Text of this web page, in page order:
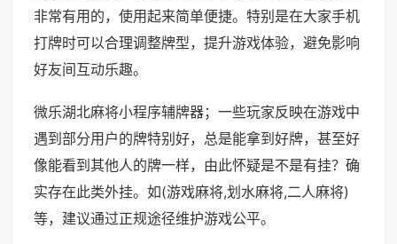
非常有用的，使用起来简单便捷。特别是在大家手机
打牌时可以合理调整牌型，提升游戏体验，避免影响
好友间互动乐趣。
微乐湖北麻将小程序辅牌器；一些玩家反映在游戏中
遇到部分用户的牌特别好，总是能拿到好牌，甚至好
像能看到其他人的牌一样，由此怀疑是不是有挂？确
实存在此类外挂。如(游戏麻将,划水麻将,二人麻将)
等，建议通过正规途径维护游戏公平。